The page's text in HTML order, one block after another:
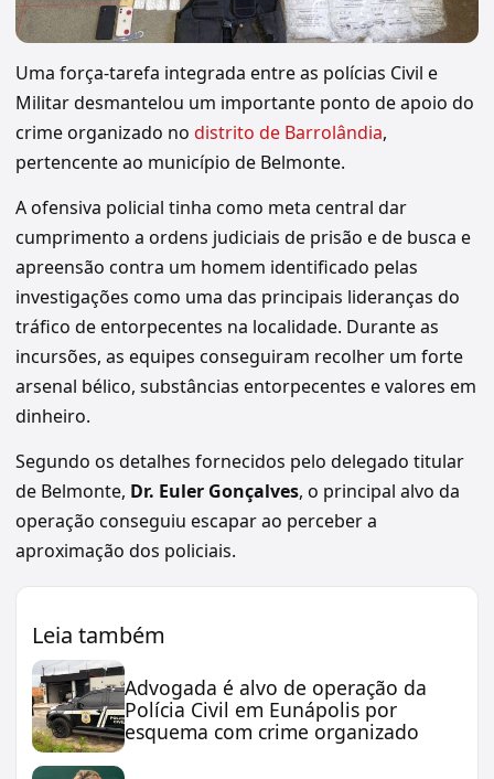
Uma força-tarefa integrada entre as polícias Civil e
Militar desmantelou um importante ponto de apoio do
crime organizado no distrito de Barrolândia,
pertencente ao município de Belmonte.
A ofensiva policial tinha como meta central dar
cumprimento a ordens judiciais de prisão e de busca e
apreensão contra um homem identificado pelas
investigações como uma das principais lideranças do
tráfico de entorpecentes na localidade. Durante as
incursões, as equipes conseguiram recolher um forte
arsenal bélico, substâncias entorpecentes e valores em
dinheiro.
Segundo os detalhes fornecidos pelo delegado titular
de Belmonte, Dr. Euler Gonçalves, o principal alvo da
operação conseguiu escapar ao perceber a
aproximação dos policiais.
Leia também
Advogada é alvo de operação da
Polícia Civil em Eunápolis por
esquema com crime organizado